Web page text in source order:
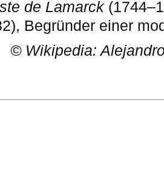
de Lamarck
Begründer einer
© Wikipedia: